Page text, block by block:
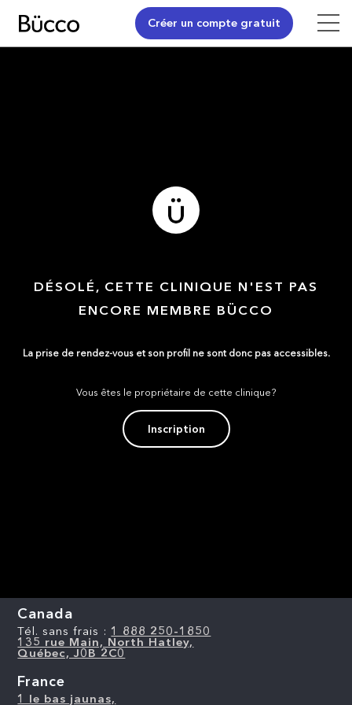
Créer un compte gratuit
DÉSOLÉ, CETTE CLINIQUE N'EST PAS
ENCORE MEMBRE BÜCCO
La prise de rendez-vous et son profil ne sont donc pas accessibles.
Vous êtes le propriétaire de cette clinique?
Inscription
Canada
Tél. sans frais : 1 888 250-1850
135 rue Main, North Hatley,
Québec, J0B 2C0
France
1 le bas jaunas,